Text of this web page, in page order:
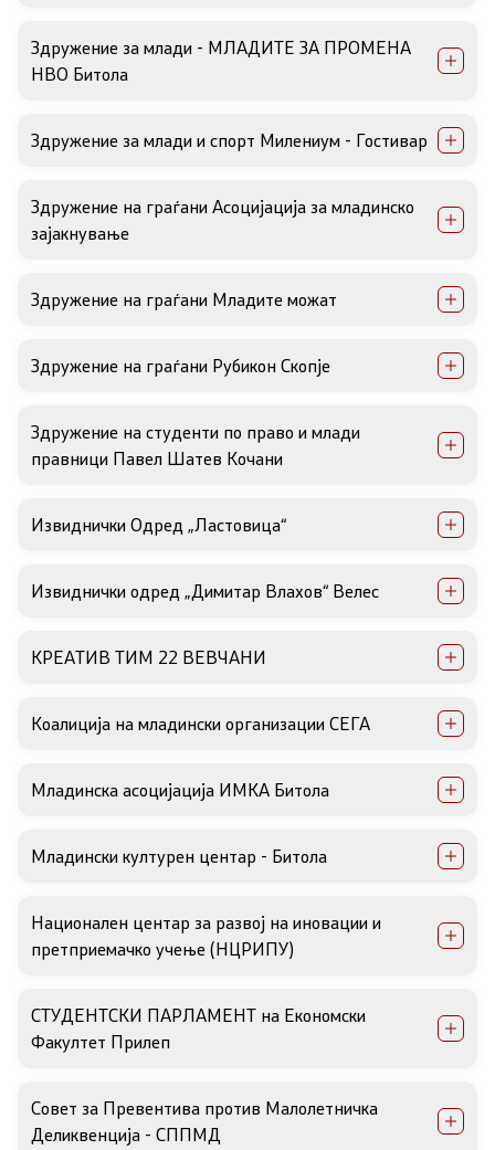
Финансиска поддршка
Одлуки
Комисија за ОЈИ
Документи
Извештаи
Контакт
Со еден клик до сите услуги
Здружение за млади - МЛАДИТЕ ЗА ПРОМЕНА
НВО Битола
Здружение за млади и спорт Милениум - Гостивар
Здружение на граѓани Асоцијација за младинско
зајакнување
Здружение на граѓани Младите можат
Здружение на граѓани Рубикон Скопје
Здружение на студенти по право и млади
правници Павел Шатев Кочани
Извиднички Одред „Ластовица“
Извиднички одред „Димитар Влахов“ Велес
КРЕАТИВ ТИМ 22 ВЕВЧАНИ
Коалиција на младински организации СЕГА
Младинска асоцијација ИМКА Битола
Младински културен центар - Битола
Национален центар за развој на иновации и
претприемачко учење (НЦРИПУ)
СТУДЕНТСКИ ПАРЛАМЕНТ на Економски
Факултет Прилеп
Совет за Превентива против Малолетничка
Деликвенција - СППМД